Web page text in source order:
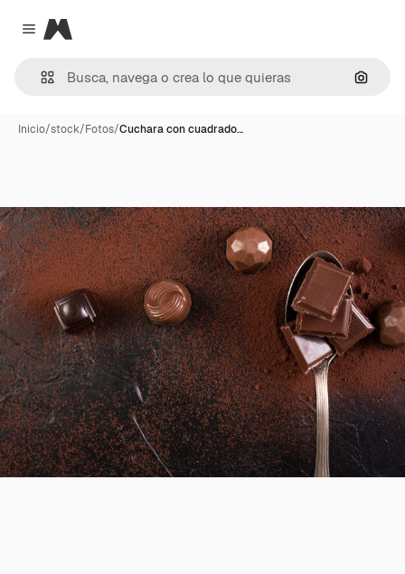
Close menu
Magnific
Inicio/stock/Fotos/Cuchara con cuadrado…